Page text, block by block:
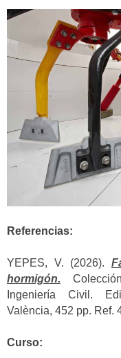
Referencias:
YEPES, V. (2026).
hormigón.
Ingeniería Civil.
València, 452 pp. Ref.
Curso: